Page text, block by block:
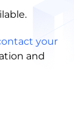
your
and